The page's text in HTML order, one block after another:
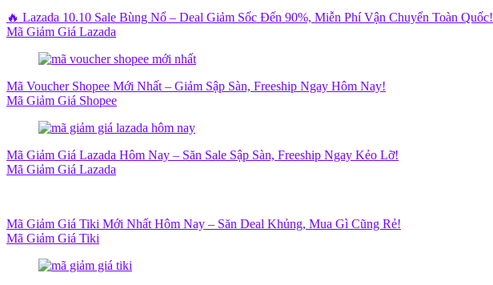
🔥 Lazada 10.10 Sale Bùng Nổ – Deal Giảm Sốc Đến 90%, Miễn Phí Vận Chuyển Toàn Quốc!
Mã Giảm Giá Lazada
Mã Voucher Shopee Mới Nhất – Giảm Sập Sàn, Freeship Ngay Hôm Nay!
Mã Giảm Giá Shopee
Mã Giảm Giá Lazada Hôm Nay – Săn Sale Sập Sàn, Freeship Ngay Kẻo Lỡ!
Mã Giảm Giá Lazada
Mã Giảm Giá Tiki Mới Nhất Hôm Nay – Săn Deal Khủng, Mua Gì Cũng Rẻ!
Mã Giảm Giá Tiki